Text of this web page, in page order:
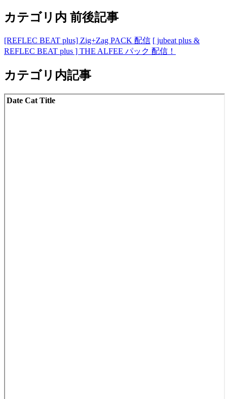
カテゴリ内 前後記事
[REFLEC BEAT plus] Zig+Zag PACK 配信 [ jubeat plus &
REFLEC BEAT plus ] THE ALFEE パック 配信！
カテゴリ内記事